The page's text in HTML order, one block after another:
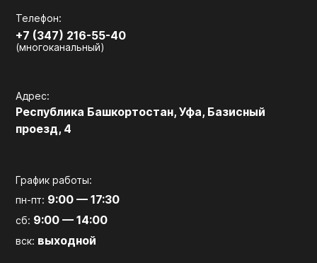
Телефон:
+7 (347) 216-55-40
(многоканальный)
Адрес:
Республика Башкортостан, Уфа, Базисный
проезд, 4
График работы:
пн-пт: 9:00 — 17:30
сб: 9:00 — 14:00
вск: выходной